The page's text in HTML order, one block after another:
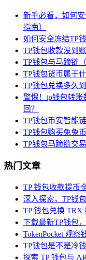
新手必看，如何
指南）
如何安全冻结TP
TP钱包收款没到
TP钱包与马蹄链
TP钱包货币属于
TP钱包兑换多久
警惕！tp钱包转
回？
TP钱包币安智能
TP钱包购买兔兔
TP钱包马蹄链交
热门文章
TP 钱包收款提币
深入探索，TP钱
TP 钱包兑换 TRX
下载最新TP钱包
TokenPocket 观
TP钱包是不是冷
探索 TP 钱包与